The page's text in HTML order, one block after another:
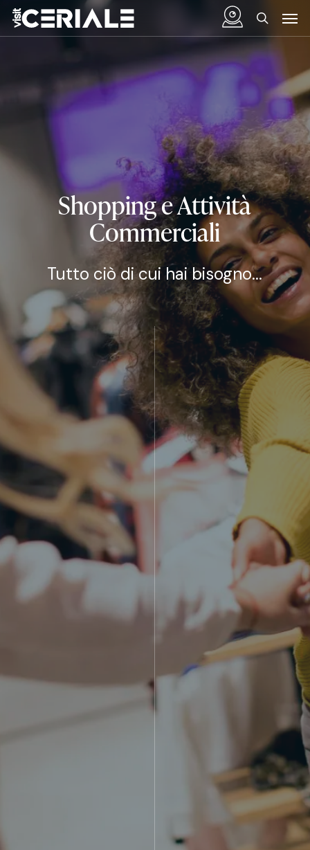
Vai
contenuto
Shopping e Attività
Commerciali
Tutto ciò di cui hai bisogno...